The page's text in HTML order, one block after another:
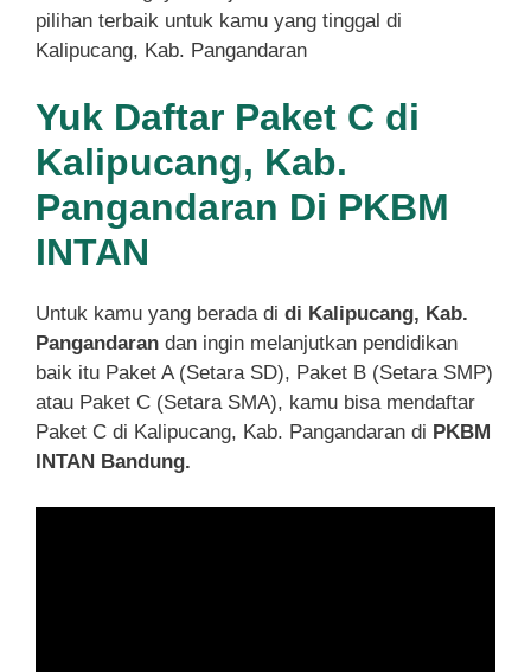
pilihan terbaik untuk kamu yang tinggal di
Kalipucang, Kab. Pangandaran
Yuk Daftar Paket C di
Kalipucang, Kab.
Pangandaran Di PKBM
INTAN
Untuk kamu yang berada di di Kalipucang, Kab.
Pangandaran dan ingin melanjutkan pendidikan
baik itu Paket A (Setara SD), Paket B (Setara SMP)
atau Paket C (Setara SMA), kamu bisa mendaftar
Paket C di Kalipucang, Kab. Pangandaran di PKBM
INTAN Bandung.